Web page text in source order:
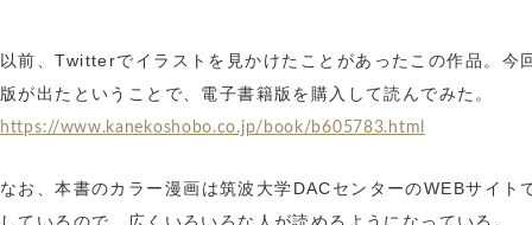
以前、Twitterでイラストを見かけたことがあったこの作品。今
版が出たということで、電子書籍版を購入して読んでみた。
https://www.kanekoshobo.co.jp/book/b605783.html
なお、本書のカラー漫画は筑波大学DACセンターのWEBサイト